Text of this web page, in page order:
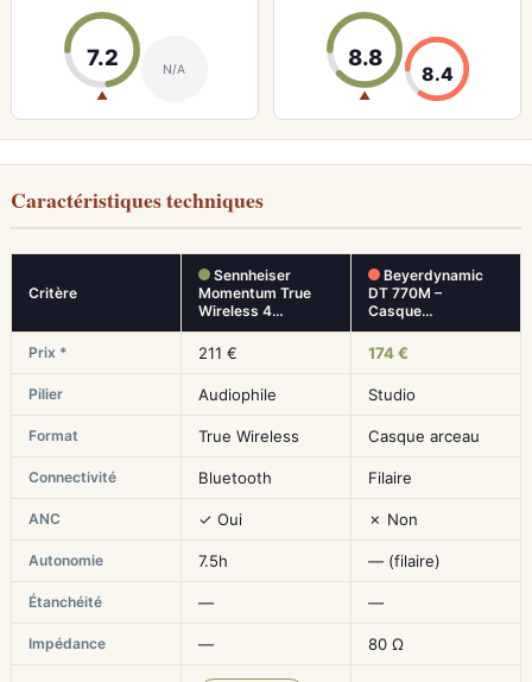
7.2
▲
N/A 8.8
▲
8.4
Caractéristiques techniques
Critère
Sennheiser
Momentum True
Wireless 4…
Beyerdynamic
DT 770M –
Casque…
Prix * 211 € 174 €
Pilier Audiophile Studio
Format True Wireless Casque arceau
Connectivité Bluetooth Filaire
ANC ✓ Oui ✗ Non
Autonomie 7.5h — (filaire)
Étanchéité — —
Impédance — 80 Ω